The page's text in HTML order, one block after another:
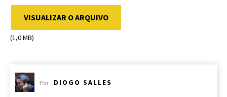
VISUALIZAR O ARQUIVO
(1,0 MB)
Por DIOGO SALLES